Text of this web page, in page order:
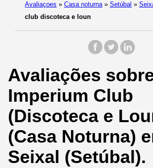
Avaliaçoes » Casa noturna » Setúbal »
club discoteca e loun
Avaliações
Imperium Club
(Discoteca e
(Casa Noturna)
Seixal (Setúbal).